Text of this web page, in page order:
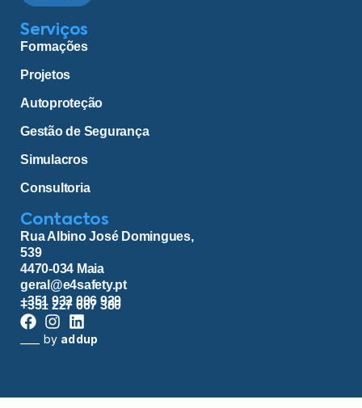
Serviços
Formações
Projetos
Autoproteção
Gestão de Segurança
Simulacros
Consultoria
Contactos
Rua Albino José Domingues,
539
4470-034 Maia
geral@e4safety.pt
+351 932 006 929
+351 227 667 380
____ by addup